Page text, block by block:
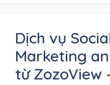
Dịch vụ
Marketing
từ ZozoView